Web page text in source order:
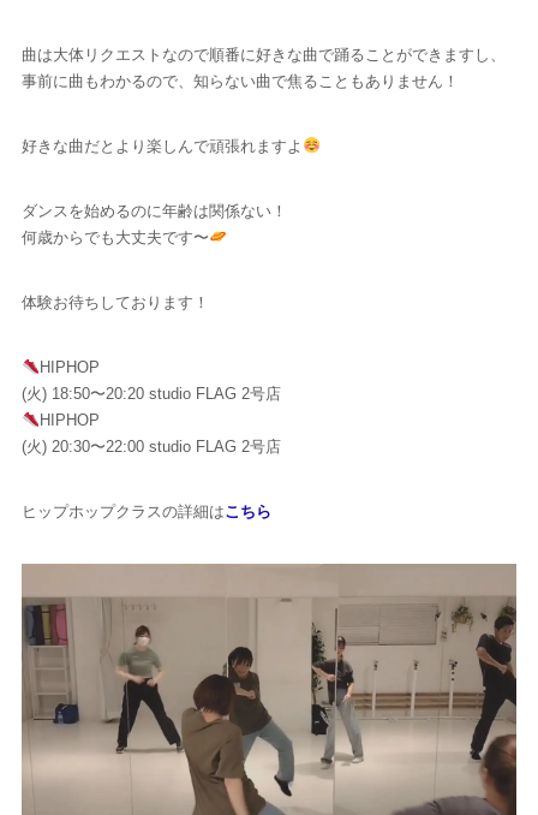
曲は大体リクエストなので順番に好きな曲で踊ることができますし、
事前に曲もわかるので、知らない曲で焦ることもありません！
好きな曲だとより楽しんで頑張れますよ
ダンスを始めるのに年齢は関係ない！
何歳からでも大丈夫です〜
体験お待ちしております！
HIPHOP
(火) 18:50〜20:20 studio FLAG 2号店
HIPHOP
(火) 20:30〜22:00 studio FLAG 2号店
ヒップホップクラスの詳細はこちら